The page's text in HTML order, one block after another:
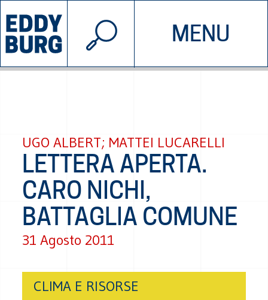
MENU
INIZIATIVE CHI SIAMO
© 2026 EDDYBURG
UGO ALBERT; MATTEI LUCARELLI
LETTERA APERTA.
CARO NICHI,
BATTAGLIA COMUNE
31 Agosto 2011
CLIMA E RISORSE